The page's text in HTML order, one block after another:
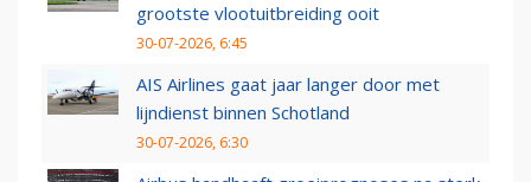
grootste vlootuitbreiding ooit
30-07-2026, 6:45
AIS Airlines gaat jaar langer door met
lijndienst binnen Schotland
30-07-2026, 6:30